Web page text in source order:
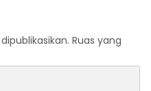
Ruas yang